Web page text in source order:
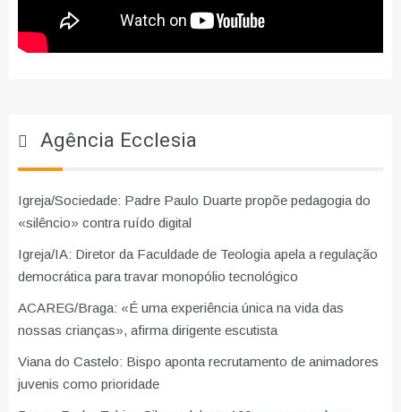
Agência Ecclesia
Igreja/Sociedade: Padre Paulo Duarte propõe pedagogia do
«silêncio» contra ruído digital
Igreja/IA: Diretor da Faculdade de Teologia apela a regulação
democrática para travar monopólio tecnológico
ACAREG/Braga: «É uma experiência única na vida das
nossas crianças», afirma dirigente escutista
Viana do Castelo: Bispo aponta recrutamento de animadores
juvenis como prioridade